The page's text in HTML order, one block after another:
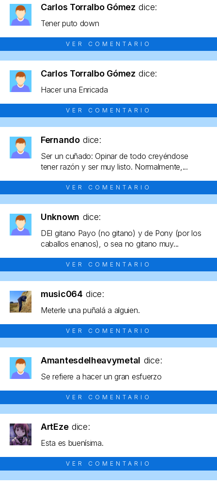
Carlos Torralbo Gómez dice:
Tener puto down
VER COMENTARIO
Carlos Torralbo Gómez dice:
Hacer una Enricada
VER COMENTARIO
Fernando dice:
Ser un cuñado: Opinar de todo creyéndose
tener razón y ser muy listo. Normalmente,...
VER COMENTARIO
Unknown dice:
DEl gitano Payo (no gitano) y de Pony (por los
caballos enanos), o sea no gitano muy...
VER COMENTARIO
music064 dice:
Meterle una puñalá a alguien.
VER COMENTARIO
Amantesdelheavymetal dice:
Se refiere a hacer un gran esfuerzo
VER COMENTARIO
ArtEze dice:
Esta es buenísima.
VER COMENTARIO